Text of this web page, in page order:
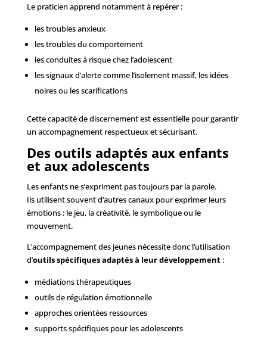
Le praticien apprend notamment à repérer :
les troubles anxieux
les troubles du comportement
les conduites à risque chez l’adolescent
les signaux d’alerte comme l’isolement massif, les idées
noires ou les scarifications
Cette capacité de discernement est essentielle pour garantir
un accompagnement respectueux et sécurisant.
Des outils adaptés aux enfants
et aux adolescents
Les enfants ne s’expriment pas toujours par la parole.
Ils utilisent souvent d’autres canaux pour exprimer leurs
émotions : le jeu, la créativité, le symbolique ou le
mouvement.
L’accompagnement des jeunes nécessite donc l’utilisation
d’outils spécifiques adaptés à leur développement:
médiations thérapeutiques
outils de régulation émotionnelle
approches orientées ressources
supports spécifiques pour les adolescents